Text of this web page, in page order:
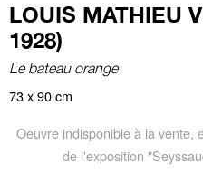
LOUIS MATHIEU
1928)
Le bateau orange
73 x 90 cm
Oeuvre indisponible à la vente,
de l'exposition